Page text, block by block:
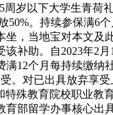
岁以下大学生青
50%。持续参保满
，当地宝对本文
补助。自2023年2
12个月每持续缴
。对已出具放弃享
殊教育院校职业
部留学办事核心